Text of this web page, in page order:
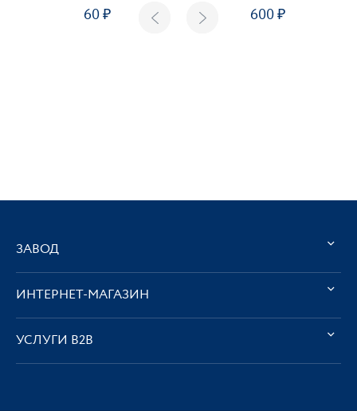
60 600
ЗАВОД
ИНТЕРНЕТ-МАГАЗИН
УСЛУГИ В2В